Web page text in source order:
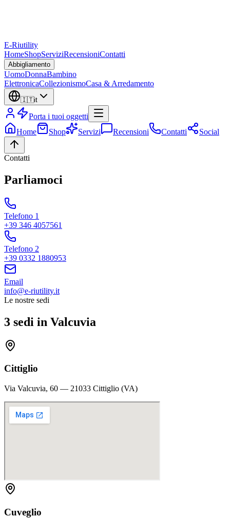
E-Riutility
HomeShopServiziRecensioniContatti
Abbigliamento
UomoDonnaBambino
ElettronicaCollezionismoCasa & Arredamento
🇮🇹it
Porta i tuoi oggetti
Home
Shop Servizi Recensioni Contatti Social
Contatti
Parliamoci
Telefono 1
+39 346 4057561
Telefono 2
+39 0332 1880953
Email
info@e-riutility.it
Le nostre sedi
3 sedi in Valcuvia
Cittiglio
Via Valcuvia, 60 — 21033 Cittiglio (VA)
Cuveglio